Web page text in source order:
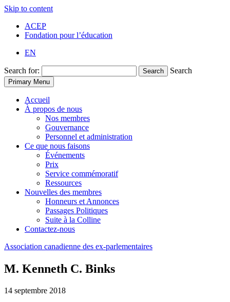
Skip to content
ACEP
Fondation pour l’éducation
EN
Search for: Search Search
Primary Menu
Accueil
À propos de nous
Nos membres
Gouvernance
Personnel et administration
Ce que nous faisons
Événements
Prix
Service commémoratif
Ressources
Nouvelles des membres
Honneurs et Annonces
Passages Politiques
Suite à la Colline
Contactez-nous
Association canadienne des ex-parlementaires
M. Kenneth C. Binks
14 septembre 2018